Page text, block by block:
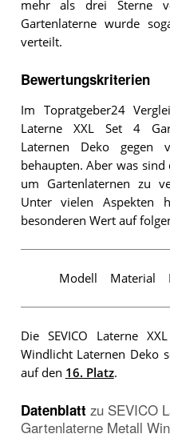
mehr als drei Sterne
Gartenlaterne wurde
verteilt.
Bewertungskriterien
Im Topratgeber24
Laterne XXL Set 4
Laternen Deko gegen
behaupten. Aber was
um Gartenlaternen zu
Unter vielen Aspekten
besonderen Wert auf
Modell Material
Die SEVICO Laterne
Windlicht Laternen Deko
auf den 16. Platz.
Datenblatt zu SEVICO
Gartenlaterne Metall